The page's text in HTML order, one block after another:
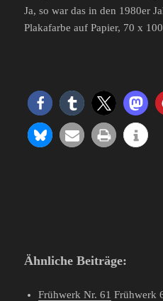
Ja, so war das in den 1980er
Plakafarbe auf Papier, 70 x
Ähnliche Beiträge:
Frühwerk Nr. 61 Frühwerk